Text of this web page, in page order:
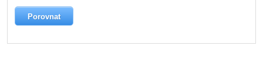
Porovnat